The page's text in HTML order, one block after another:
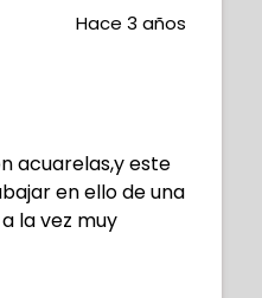
Hace 3 años
acuarelas,y este
en ello de una
la vez muy